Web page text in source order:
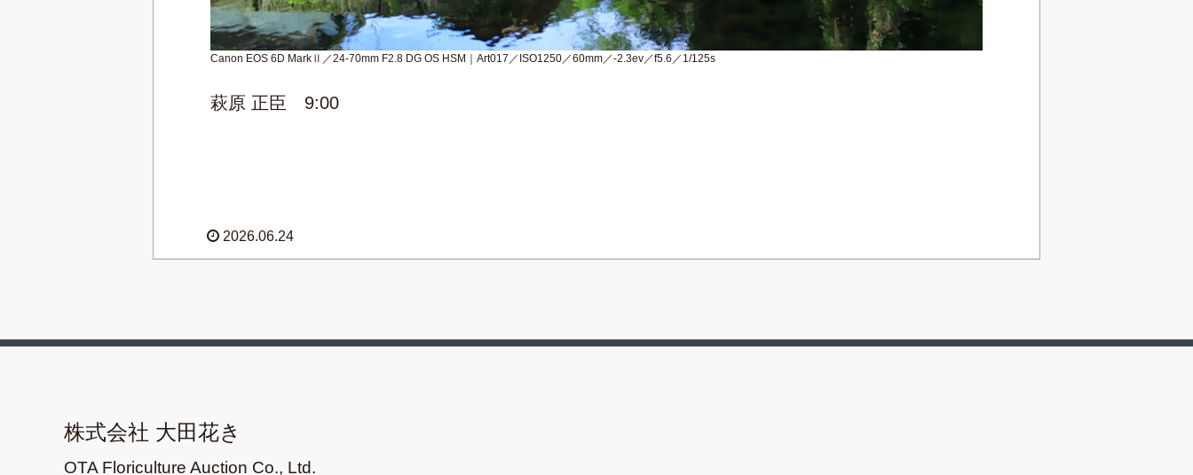
Canon EOS 6D MarkⅡ／24-70mm F2.8 DG OS HSM｜Art017／ISO1250／60mm／-2.3ev／f5.6／1/125s
萩原 正臣 9:00
2026.06.24
株式会社 大田花き
OTA Floriculture Auction Co., Ltd.